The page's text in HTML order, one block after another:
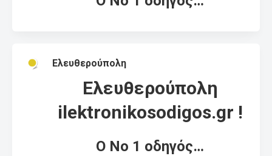
Ελευθερούπολη
Ελευθερούπολη
ilektronikosodigos.gr !
Ο Νο 1 οδηγός…